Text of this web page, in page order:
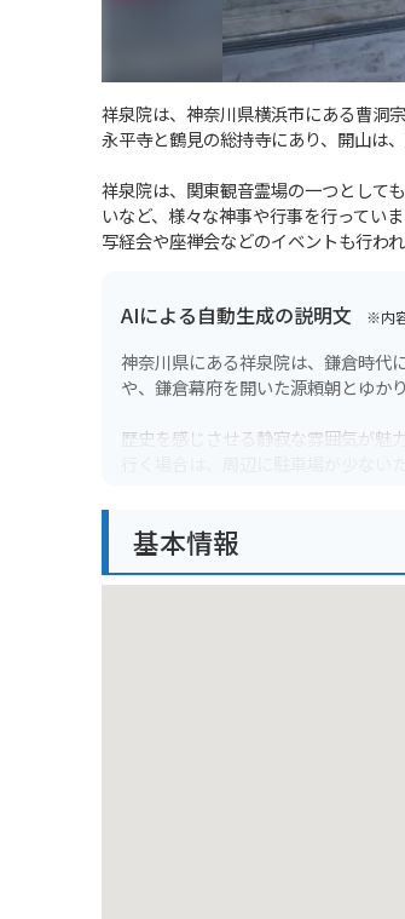
祥泉院は、神奈川県横浜市にある曹洞
永平寺と鶴見の総持寺にあり、開山は
祥泉院は、関東観音霊場の一つとして
いなど、様々な神事や行事を行ってい
写経会や座禅会などのイベントも行われ
AIによる自動生成の説明文 ※内容
神奈川県にある祥泉院は、鎌倉時代
や、鎌倉幕府を開いた源頼朝とゆか
歴史を感じさせる静寂な雰囲気が魅
行く場合は、周辺に駐車場が少ない
基本情報